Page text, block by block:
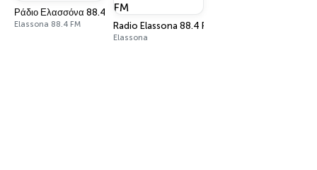
Ράδιο Ελασσόνα 88.4
Elassona 88.4 FM Radio Elassona 88.4 FM
Elassona